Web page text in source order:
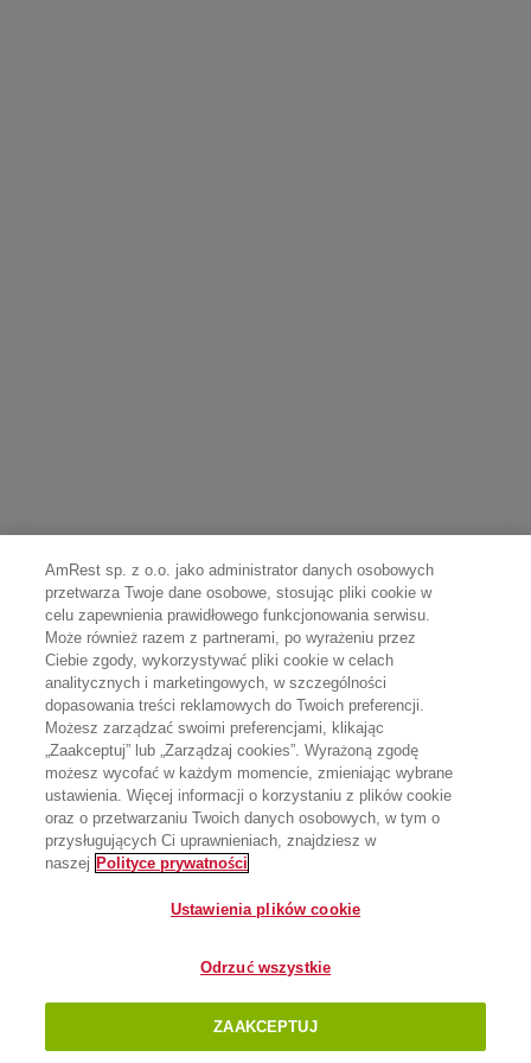
AmRest sp. z o.o. jako administrator danych osobowych
przetwarza Twoje dane osobowe, stosując pliki cookie w
celu zapewnienia prawidłowego funkcjonowania serwisu.
Może również razem z partnerami, po wyrażeniu przez
Ciebie zgody, wykorzystywać pliki cookie w celach
analitycznych i marketingowych, w szczególności
dopasowania treści reklamowych do Twoich preferencji.
Możesz zarządzać swoimi preferencjami, klikając
„Zaakceptuj” lub „Zarządzaj cookies”. Wyrażoną zgodę
możesz wycofać w każdym momencie, zmieniając wybrane
ustawienia. Więcej informacji o korzystaniu z plików cookie
oraz o przetwarzaniu Twoich danych osobowych, w tym o
przysługujących Ci uprawnieniach, znajdziesz w
naszej Polityce prywatności
Ustawienia plików cookie
Odrzuć wszystkie
ZAAKCEPTUJ